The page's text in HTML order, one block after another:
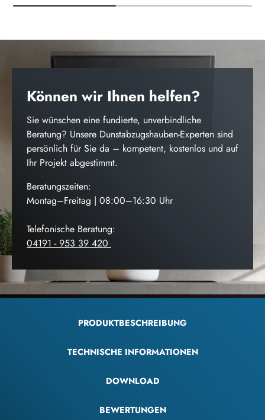
Können wir Ihnen helfen?
Sie wünschen eine fundierte, unverbindliche
Beratung? Unsere Dunstabzugshauben-Experten sind
persönlich für Sie da – kompetent, kostenlos und auf
Ihr Projekt abgestimmt.
Beratungszeiten:
Montag–Freitag | 08:00–16:30 Uhr
Telefonische Beratung:
04191 - 953 39 420
PRODUKTBESCHREIBUNG
TECHNISCHE INFORMATIONEN
DOWNLOAD
BEWERTUNGEN